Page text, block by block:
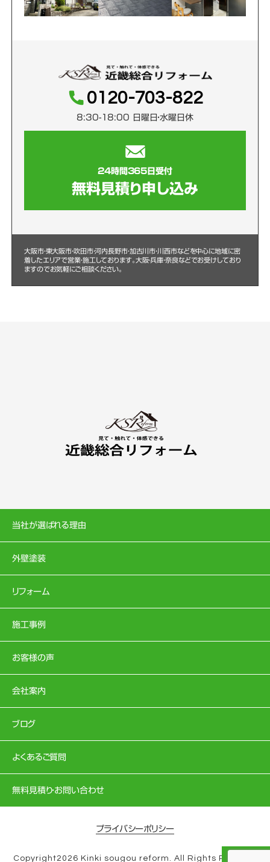
0120-703-822
8:30-18:00 日曜日・水曜日休
24時間365日受付
無料見積り申し込み
大阪市・東大阪市・吹田市・河内長野市・加古川市・川西市などを中心に地域に密
着したエリアで営業・施工しております。大阪・兵庫・奈良などでお受けしており
ますのでお気軽にご相談ください。
当社が選ばれる理由
外壁塗装
リフォーム
施工事例
お客様の声
会社案内
ブログ
よくあるご質問
無料見積り・お問い合わせ
プライバシーポリシー
Copyright2026 Kinki sougou reform. All Rights Reserve